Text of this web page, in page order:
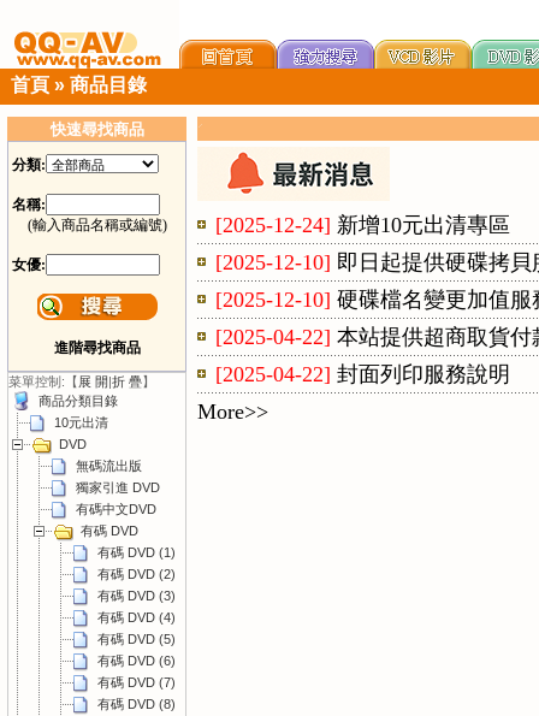
首頁 » 商品目錄
快速尋找商品
分類:
名稱:
(輸入商品名稱或編號)
女優:
進階尋找商品
菜單控制:【展 開|折 疊】
商品分類目錄
10元出清
DVD
無碼流出版
獨家引進 DVD
有碼中文DVD
有碼 DVD
有碼 DVD (1)
有碼 DVD (2)
有碼 DVD (3)
有碼 DVD (4)
有碼 DVD (5)
有碼 DVD (6)
有碼 DVD (7)
有碼 DVD (8)
[2025-12-24] 新增10元出清專區
[2025-12-10] 即日起提供硬碟拷
[2025-12-10] 硬碟檔名變更加值服
[2025-04-22] 本站提供超商取貨付
[2025-04-22] 封面列印服務說明
More>>